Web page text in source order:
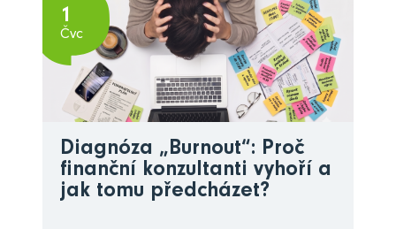
1
Čvc
Diagnóza „Burnout“: Proč
finanční konzultanti vyhoří a
jak tomu předcházet?